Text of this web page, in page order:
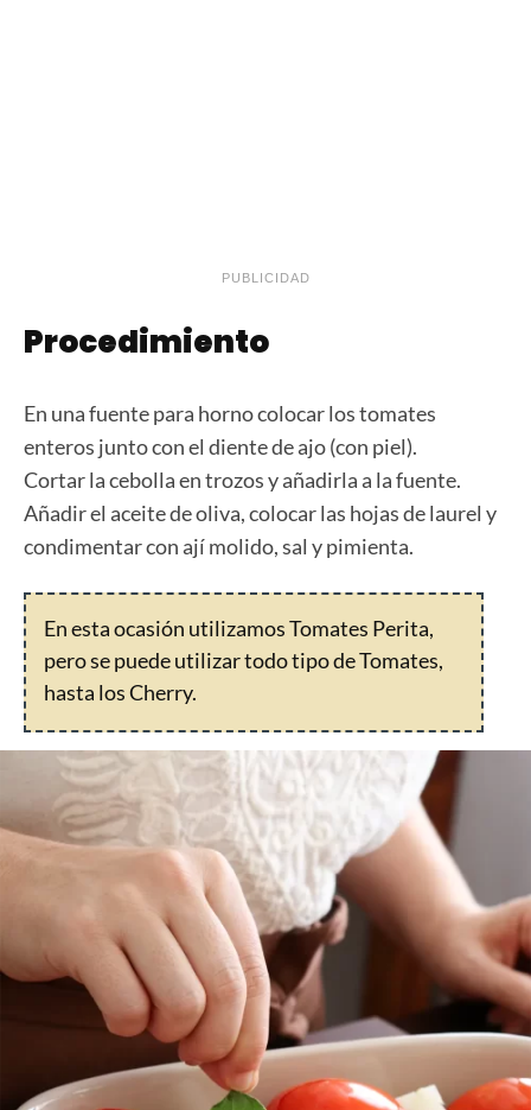
PUBLICIDAD
Procedimiento
En una fuente para horno colocar los tomates
enteros junto con el diente de ajo (con piel).
Cortar la cebolla en trozos y añadirla a la fuente.
Añadir el aceite de oliva, colocar las hojas de laurel y
condimentar con ají molido, sal y pimienta.
En esta ocasión utilizamos Tomates Perita,
pero se puede utilizar todo tipo de Tomates,
hasta los Cherry.